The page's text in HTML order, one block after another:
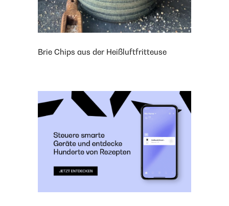
Brie Chips aus der Heißluftfritteuse